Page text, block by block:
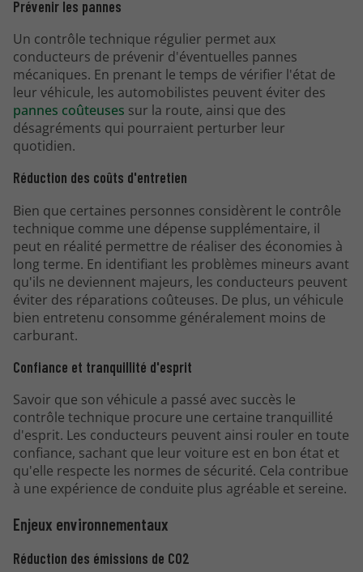
Prévenir les pannes
Un contrôle technique régulier permet aux
conducteurs de prévenir d'éventuelles pannes
mécaniques. En prenant le temps de vérifier l'état de
leur véhicule, les automobilistes peuvent éviter des
pannes coûteuses sur la route, ainsi que des
désagréments qui pourraient perturber leur
quotidien.
Réduction des coûts d'entretien
Bien que certaines personnes considèrent le contrôle
technique comme une dépense supplémentaire, il
peut en réalité permettre de réaliser des économies à
long terme. En identifiant les problèmes mineurs avant
qu'ils ne deviennent majeurs, les conducteurs peuvent
éviter des réparations coûteuses. De plus, un véhicule
bien entretenu consomme généralement moins de
carburant.
Confiance et tranquillité d'esprit
Savoir que son véhicule a passé avec succès le
contrôle technique procure une certaine tranquillité
d'esprit. Les conducteurs peuvent ainsi rouler en toute
confiance, sachant que leur voiture est en bon état et
qu'elle respecte les normes de sécurité. Cela contribue
à une expérience de conduite plus agréable et sereine.
Enjeux environnementaux
Réduction des émissions de CO2